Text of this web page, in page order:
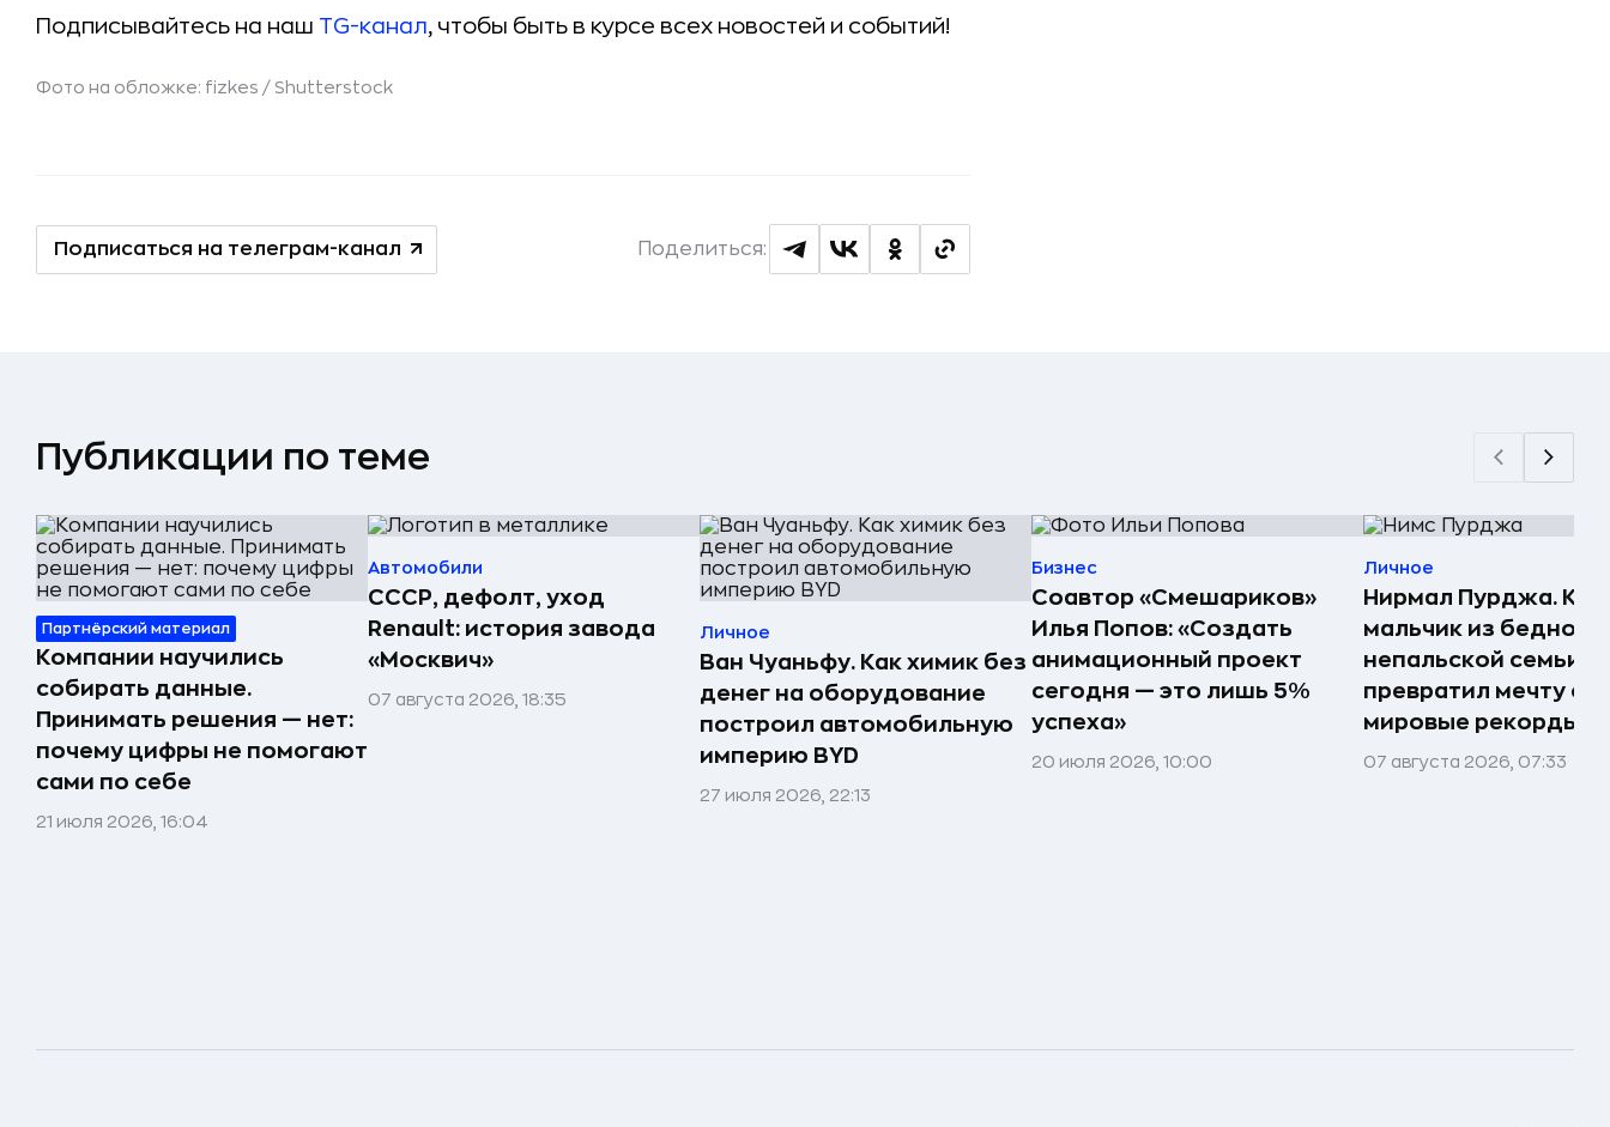
Подписывайтесь на наш TG-канал, чтобы быть в курсе всех новостей и событий!
Фото на обложке: fizkes / Shutterstock
Подписаться на телеграм-канал Поделиться:
Публикации по теме
Партнёрский материал
Компании научились
собирать данные.
Принимать решения — нет:
почему цифры не помогают
сами по себе
21 июля 2026, 16:04
Автомобили
СССР, дефолт, уход
Renault: история завода
«Москвич»
07 августа 2026, 18:35
Личное
Ван Чуаньфу. Как химик без
денег на оборудование
построил автомобильную
империю BYD
27 июля 2026, 22:13
Бизнес
Соавтор «Смешариков»
Илья Попов: «Создать
анимационный проект
сегодня — это лишь 5%
успеха»
20 июля 2026, 10:00
Личное
Нирмал Пурджа. Как
мальчик из бедной
непальской семьи
превратил мечту о
мировые рекорды и
07 августа 2026, 07:33